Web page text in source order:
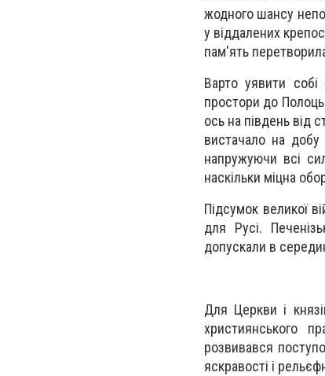
жодного шансу
у віддалених
пам'ять
Варто уявити собі
простори до
ось на південь від
вистачало на добу
напружуючи всі
наскільки міцна
Підсумок великої
для Русі.
допускали в
Для Церкви і
християнського
розвивався
яскравості і